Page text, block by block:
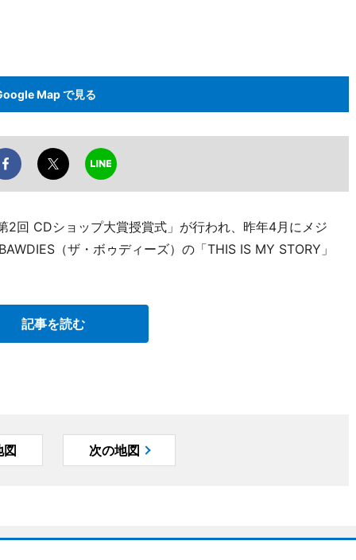
Map で見る
2回 CDショップ大賞授賞式」が行われ、昨年4月にメジ
（ザ・ボゥディーズ）の「THIS IS MY STORY」
記事を読む
図 次の地図